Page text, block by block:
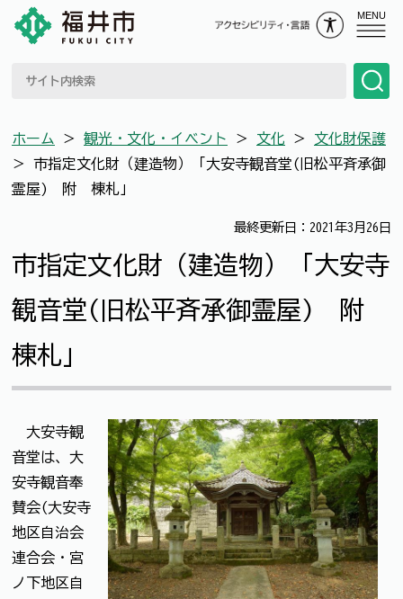
MENU
ホーム ＞ 観光・文化・イベント ＞ 文化 ＞ 文化財保護
＞ 市指定文化財（建造物）「大安寺観音堂(旧松平斉承御
霊屋) 附 棟札」
最終更新日：2021年3月26日
市指定文化財（建造物）「大安寺
観音堂(旧松平斉承御霊屋) 附
棟札」
大安寺観
音堂は、大
安寺観音奉
賛会(大安寺
地区自治会
連合会・宮
ノ下地区自